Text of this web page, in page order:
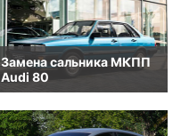
Замена сальника МКПП
Audi 80